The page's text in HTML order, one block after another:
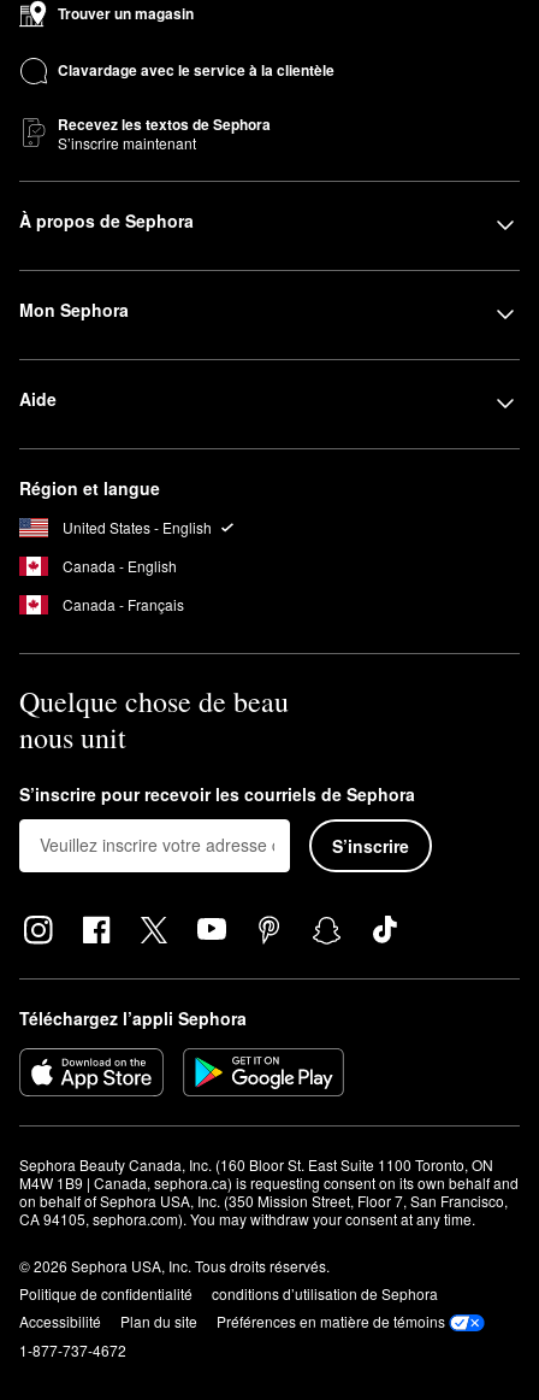
Trouver un magasin
Clavardage avec le service à la clientèle
Recevez les textos de Sephora
S’inscrire maintenant
À propos de Sephora
Mon Sephora
Aide
Région et langue
United States - English
Canada - English
Canada - Français
Quelque chose de beau
nous unit
S’inscrire pour recevoir les courriels de Sephora
S’inscrire
Téléchargez l’appli Sephora
Sephora Beauty Canada, Inc. (160 Bloor St. East Suite 1100 Toronto, ON
M4W 1B9 | Canada, sephora.ca) is requesting consent on its own behalf and
on behalf of Sephora USA, Inc. (350 Mission Street, Floor 7, San Francisco,
CA 94105, sephora.com). You may withdraw your consent at any time.
© 2026 Sephora USA, Inc. Tous droits réservés.
Politique de confidentialité
conditions d’utilisation de Sephora
Accessibilité
Plan du site
Préférences en matière de témoins
1-877-737-4672